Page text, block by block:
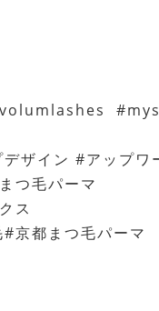
ザイン #アップ
つ毛パーマ
ス
京都まつ毛パーマ